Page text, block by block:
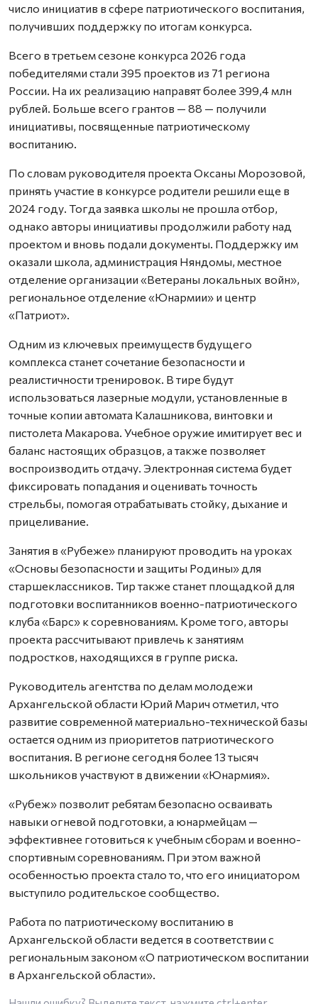
число инициатив в сфере патриотического воспитания,
получивших поддержку по итогам конкурса.
Всего в третьем сезоне конкурса 2026 года
победителями стали 395 проектов из 71 региона
России. На их реализацию направят более 399,4 млн
рублей. Больше всего грантов — 88 — получили
инициативы, посвященные патриотическому
воспитанию.
По словам руководителя проекта Оксаны Морозовой,
принять участие в конкурсе родители решили еще в
2024 году. Тогда заявка школы не прошла отбор,
однако авторы инициативы продолжили работу над
проектом и вновь подали документы. Поддержку им
оказали школа, администрация Няндомы, местное
отделение организации «Ветераны локальных войн»,
региональное отделение «Юнармии» и центр
«Патриот».
Одним из ключевых преимуществ будущего
комплекса станет сочетание безопасности и
реалистичности тренировок. В тире будут
использоваться лазерные модули, установленные в
точные копии автомата Калашникова, винтовки и
пистолета Макарова. Учебное оружие имитирует вес и
баланс настоящих образцов, а также позволяет
воспроизводить отдачу. Электронная система будет
фиксировать попадания и оценивать точность
стрельбы, помогая отрабатывать стойку, дыхание и
прицеливание.
Занятия в «Рубеже» планируют проводить на уроках
«Основы безопасности и защиты Родины» для
старшеклассников. Тир также станет площадкой для
подготовки воспитанников военно-патриотического
клуба «Барс» к соревнованиям. Кроме того, авторы
проекта рассчитывают привлечь к занятиям
подростков, находящихся в группе риска.
Руководитель агентства по делам молодежи
Архангельской области Юрий Марич отметил, что
развитие современной материально-технической базы
остается одним из приоритетов патриотического
воспитания. В регионе сегодня более 13 тысяч
школьников участвуют в движении «Юнармия».
«Рубеж» позволит ребятам безопасно осваивать
навыки огневой подготовки, а юнармейцам —
эффективнее готовиться к учебным сборам и военно-
спортивным соревнованиям. При этом важной
особенностью проекта стало то, что его инициатором
выступило родительское сообщество.
Работа по патриотическому воспитанию в
Архангельской области ведется в соответствии с
региональным законом «О патриотическом воспитании
в Архангельской области».